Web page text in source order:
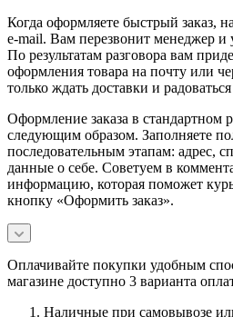
Когда оформляете быстрый
e-mail. Вам перезвонит менеджер и
По результатам разговора вам
оформления товара на почту или
только ждать доставки и
Оформление заказа в стандартном
следующим образом. Заполняете
последовательным этапам: адрес,
данные о себе. Советуем в
информацию, которая поможет
кнопку «Оформить заказ».
Оплачивайте покупки удобным
магазине доступно 3 варианта
Наличные при самовывозе